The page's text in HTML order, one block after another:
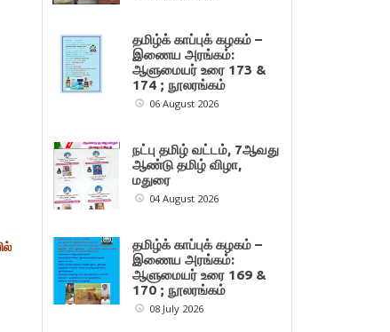
தமிழ்க் காப்புக் கழகம் –
இணைய அரங்கம்:
ஆளுமையர் உரை 173 &
174 ; நூலரங்கம்
06 August 2026
நட்பு தமிழ் வட்டம், 7ஆவது
ஆண்டு தமிழ் விழா,
மதுரை
04 August 2026
தமிழ்க் காப்புக் கழகம் –
இணைய அரங்கம்:
ஆளுமையர் உரை 169 &
170 ; நூலரங்கம்
08 July 2026